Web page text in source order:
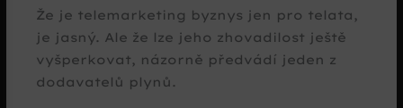
Že je telemarketing byznys jen pro telata,
je jasný. Ale že lze jeho zhovadilost ještě
vyšperkovat, názorně předvádí jeden z
dodavatelů plynů.